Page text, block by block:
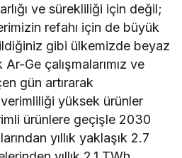
ve sürekliliği için değil;
refahı için de büyük
gibi ülkemizde beyaz
Ge çalışmalarımız ve
gün artırarak
yüksek ürünler
ürünlere geçişle 2030
yıllık yaklaşık 2.7